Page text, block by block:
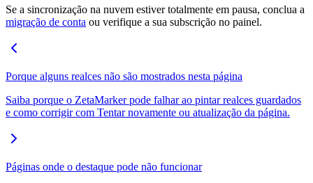
Se a sincronização na nuvem estiver totalmente em pausa, conclua a
migração de conta ou verifique a sua subscrição no painel.
Porque alguns realces não são mostrados nesta página
Saiba porque o ZetaMarker pode falhar ao pintar realces guardados
e como corrigir com Tentar novamente ou atualização da página.
Páginas onde o destaque pode não funcionar